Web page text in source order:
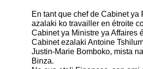
En tant que chef de Cabinet ya
azalaki ko travailler en étroite
Cabinet ya Ministre ya Affaires
Cabinet ezalaki Antoine
Justin-Marie Bomboko, mista
Binza.